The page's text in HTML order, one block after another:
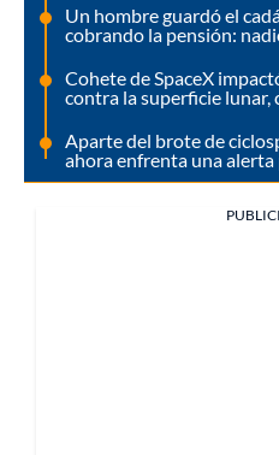
Un hombre guardó el
cobrando la pensión:
Cohete de SpaceX
contra la superficie lunar,
Aparte del brote de
ahora enfrenta una